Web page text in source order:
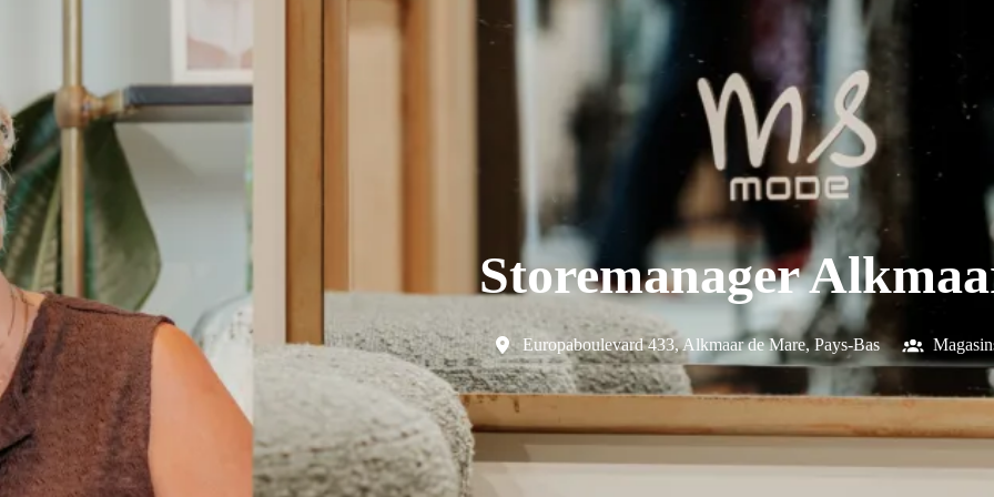
Storemanager
Europaboulevard 433,Alkmaar de Mare, Pays-Bas